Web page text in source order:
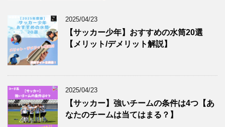
2025/04/23
【サッカー少年】おすすめの水筒20選
【メリット/デメリット解説】
2025/04/23
【サッカー】強いチームの条件は4つ【あ
なたのチームは当てはまる？】